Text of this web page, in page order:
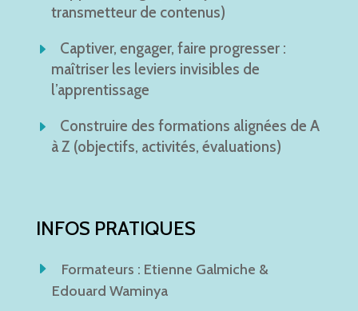
transmetteur de contenus)
Captiver, engager, faire progresser :
maîtriser les leviers invisibles de
l’apprentissage
Construire des formations alignées de A
à Z (objectifs, activités, évaluations)
INFOS PRATIQUES
Formateurs : Etienne Galmiche &
Edouard Waminya